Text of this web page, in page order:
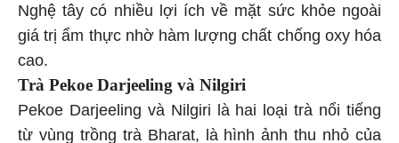
Nghệ tây có nhiều lợi ích về mặt sức khỏe ngoài
giá trị ẩm thực nhờ hàm lượng chất chống oxy hóa
cao.
Trà Pekoe Darjeeling và Nilgiri
Pekoe Darjeeling và Nilgiri là hai loại trà nổi tiếng
từ vùng trồng trà Bharat, là hình ảnh thu nhỏ của